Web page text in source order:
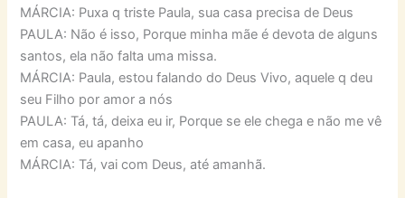
MÁRCIA: Puxa q triste Paula, sua casa precisa de Deus
PAULA: Não é isso, Porque minha mãe é devota de alguns
santos, ela não falta uma missa.
MÁRCIA: Paula, estou falando do Deus Vivo, aquele q deu
seu Filho por amor a nós
PAULA: Tá, tá, deixa eu ir, Porque se ele chega e não me vê
em casa, eu apanho
MÁRCIA: Tá, vai com Deus, até amanhã.